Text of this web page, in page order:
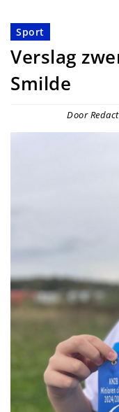
Sport
Verslag
Smilde
Door